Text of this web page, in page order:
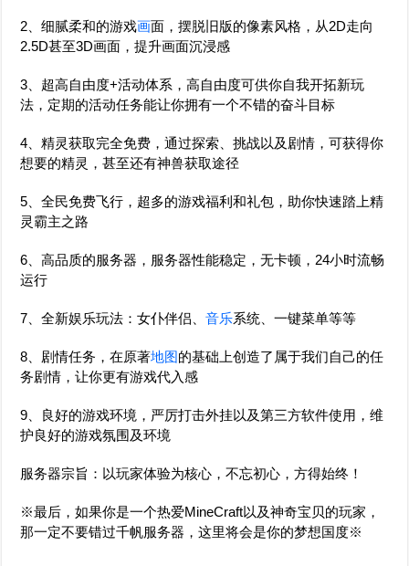
2、细腻柔和的游戏画面，摆脱旧版的像素风格，从2D走向
2.5D甚至3D画面，提升画面沉浸感
3、超高自由度+活动体系，高自由度可供你自我开拓新玩
法，定期的活动任务能让你拥有一个不错的奋斗目标
4、精灵获取完全免费，通过探索、挑战以及剧情，可获得你
想要的精灵，甚至还有神兽获取途径
5、全民免费飞行，超多的游戏福利和礼包，助你快速踏上精
灵霸主之路
6、高品质的服务器，服务器性能稳定，无卡顿，24小时流畅
运行
7、全新娱乐玩法：女仆伴侣、音乐系统、一键菜单等等
8、剧情任务，在原著地图的基础上创造了属于我们自己的任
务剧情，让你更有游戏代入感
9、良好的游戏环境，严厉打击外挂以及第三方软件使用，维
护良好的游戏氛围及环境
服务器宗旨：以玩家体验为核心，不忘初心，方得始终！
※最后，如果你是一个热爱MineCraft以及神奇宝贝的玩家，
那一定不要错过千帆服务器，这里将会是你的梦想国度※